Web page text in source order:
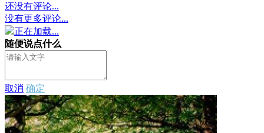
还没有评论...
没有更多评论...
正在加载...
随便说点什么
取消 确定